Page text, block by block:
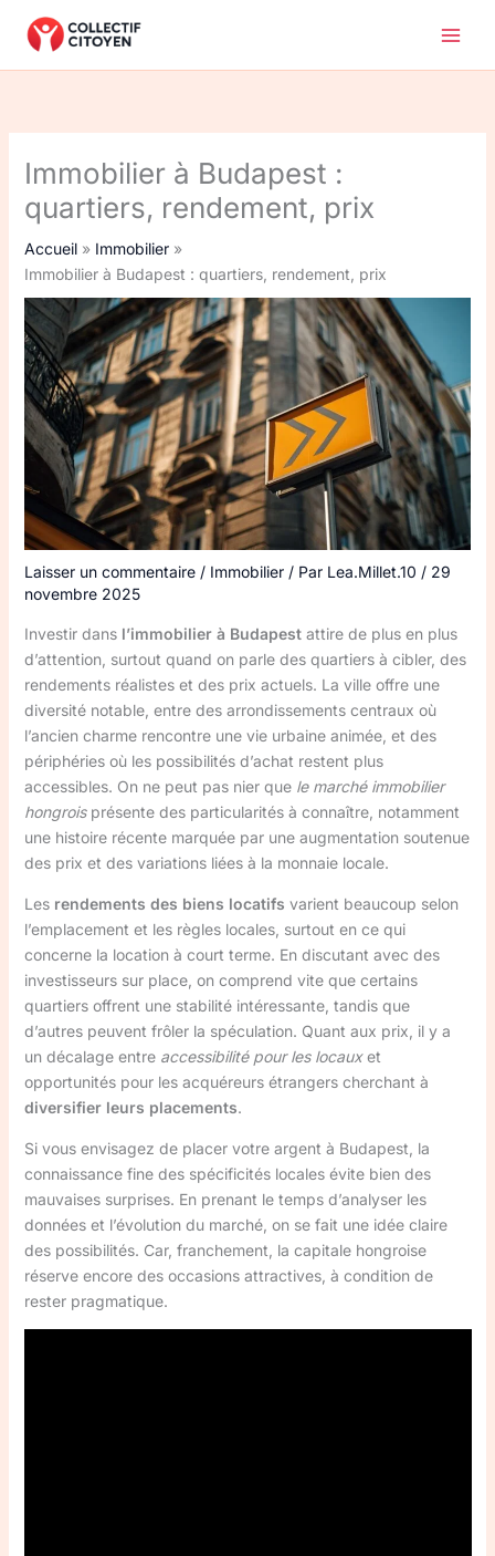
Immobilier à Budapest :
quartiers, rendement, prix
Accueil
Immobilier
Immobilier à Budapest : quartiers, rendement, prix
Laisser un commentaire / Immobilier/ Par Lea.Millet.10 / 29
novembre 2025
Investir dans l’immobilier à Budapestattire de plus en plus
d’attention, surtout quand on parle des quartiers à cibler, des
rendements réalistes et des prix actuels. La ville offre une
diversité notable, entre des arrondissements centraux où
l’ancien charme rencontre une vie urbaine animée, et des
périphéries où les possibilités d’achat restent plus
accessibles. On ne peut pas nier que le marché immobilier
hongroisprésente des particularités à connaître, notamment
une histoire récente marquée par une augmentation soutenue
des prix et des variations liées à la monnaie locale.
Les rendements des biens locatifs varient beaucoup selon
l’emplacement et les règles locales, surtout en ce qui
concerne la location à court terme. En discutant avec des
investisseurs sur place, on comprend vite que certains
quartiers offrent une stabilité intéressante, tandis que
d’autres peuvent frôler la spéculation. Quant aux prix, il y a
un décalage entre accessibilité pour les locauxet
opportunités pour les acquéreurs étrangers cherchant à
diversifier leurs placements.
Si vous envisagez de placer votre argent à Budapest, la
connaissance fine des spécificités locales évite bien des
mauvaises surprises. En prenant le temps d’analyser les
données et l’évolution du marché, on se fait une idée claire
des possibilités. Car, franchement, la capitale hongroise
réserve encore des occasions attractives, à condition de
rester pragmatique.